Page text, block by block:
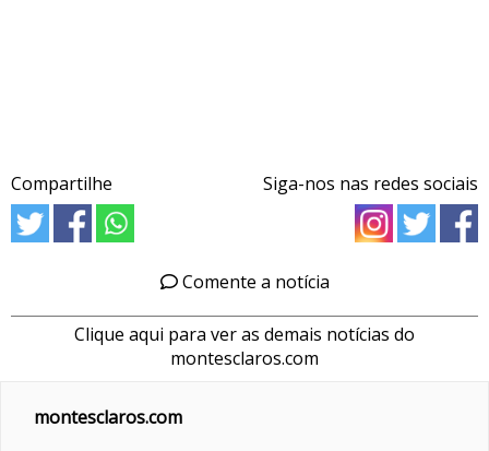
Compartilhe Siga-nos nas redes sociais
Comente a notícia
Clique aqui para ver as demais notícias do
montesclaros.com
montesclaros.com